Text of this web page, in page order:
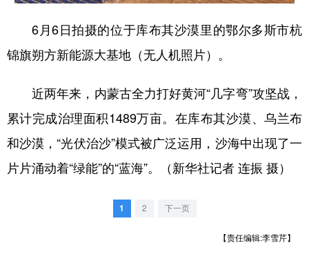
彩票 娱乐 时尚 悦读
文化产业
地方频道
北京 天津 河北 山西
吉林 上海
江西
6月6日拍摄的位于库布其沙漠里的鄂尔多斯市杭
锦旗朔方新能源大基地（无人机照片）。
近两年来，内蒙古全力打好黄河“几字弯”攻坚战，
累计完成治理面积1489万亩。在库布其沙漠、乌兰布
和沙漠，“光伏治沙”模式被广泛运用，沙海中出现了一
片片涌动着“绿能”的“蓝海”。（新华社记者 连振 摄）
1 2 下一页
【责任编辑:李雪芹】